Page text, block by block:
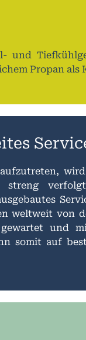
und
Propan als
streng
weltweit von
und
somit auf